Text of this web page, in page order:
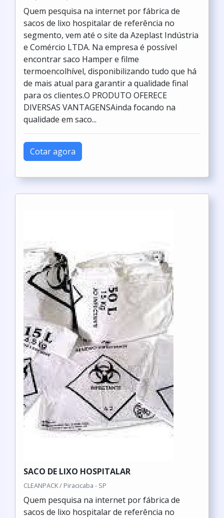
Quem pesquisa na internet por fábrica de
sacos de lixo hospitalar de referência no
segmento, vem até o site da Azeplast Indústria
e Comércio LTDA. Na empresa é possível
encontrar saco Hamper e filme
termoencolhível, disponibilizando tudo que há
de mais atual para garantir a qualidade final
para os clientes.O PRODUTO OFERECE
DIVERSAS VANTAGENSAinda focando na
qualidade em saco...
Cotar agora
SACO DE LIXO HOSPITALAR
CLEANPACK / Piracicaba - SP
Quem pesquisa na internet por fábrica de
sacos de lixo hospitalar de referência no